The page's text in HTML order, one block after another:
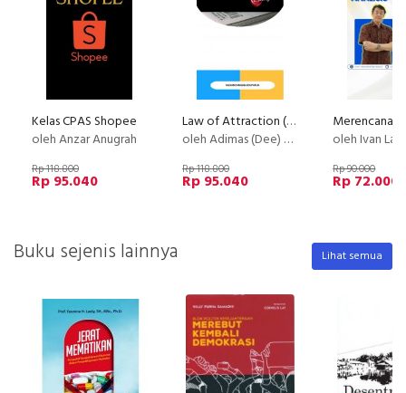
Kelas CPAS Shopee
oleh Anzar Anugrah
Rp 118.800
Rp 95.040
Law of Attraction (LOA) - Basic
oleh Adimas (Dee) Wirajayanagara (Lesmana)
Rp 118.800
Rp 95.040
oleh Ivan
Rp 90.000
Rp 72.000
Buku sejenis lainnya Lihat semua